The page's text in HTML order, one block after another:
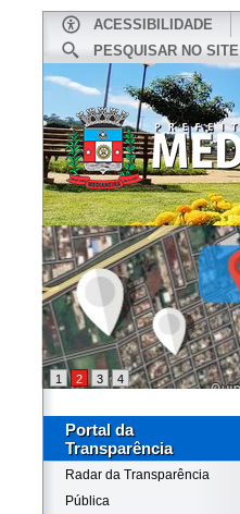
ACESSIBILIDADE
PESQUISAR NO SITE
1 2 3 4
Portal da
Transparência
Radar da Transparência
Pública